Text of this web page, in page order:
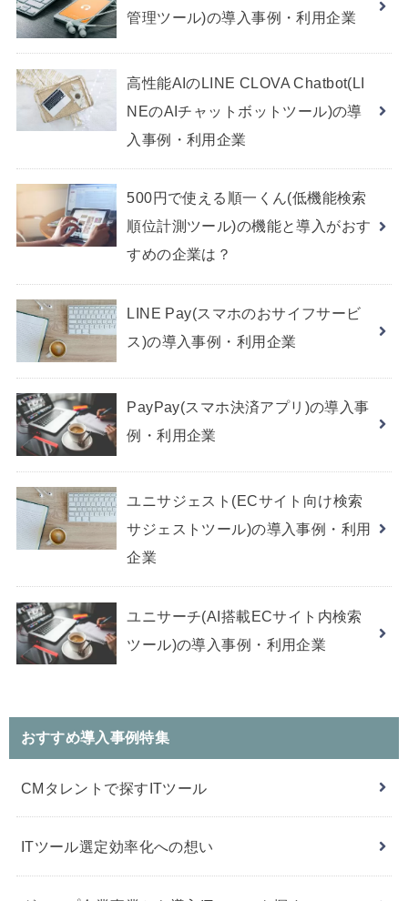
管理ツール)の導入事例・利用企業
高性能AIのLINE CLOVA Chatbot(LI
NEのAIチャットボットツール)の導
入事例・利用企業
500円で使える順一くん(低機能検索
順位計測ツール)の機能と導入がおす
すめの企業は？
LINE Pay(スマホのおサイフサービ
ス)の導入事例・利用企業
PayPay(スマホ決済アプリ)の導入事
例・利用企業
ユニサジェスト(ECサイト向け検索
サジェストツール)の導入事例・利用
企業
ユニサーチ(AI搭載ECサイト内検索
ツール)の導入事例・利用企業
おすすめ導入事例特集
CMタレントで探すITツール
ITツール選定効率化への想い